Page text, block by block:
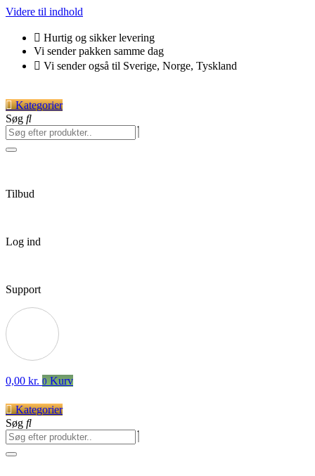
Videre til indhold
Hurtig og sikker levering
Vi sender pakken samme dag
Vi sender også til Sverige, Norge, Tyskland
Kategorier
Søg
Tilbud
Log ind
Support
0,00 kr. 0 Kurv
Kategorier
Søg